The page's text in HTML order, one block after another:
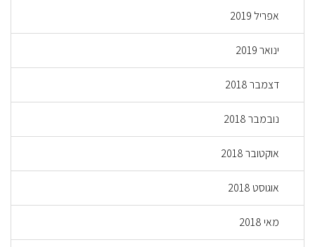
אפריל 2019
ינואר 2019
דצמבר 2018
נובמבר 2018
אוקטובר 2018
אוגוסט 2018
מאי 2018